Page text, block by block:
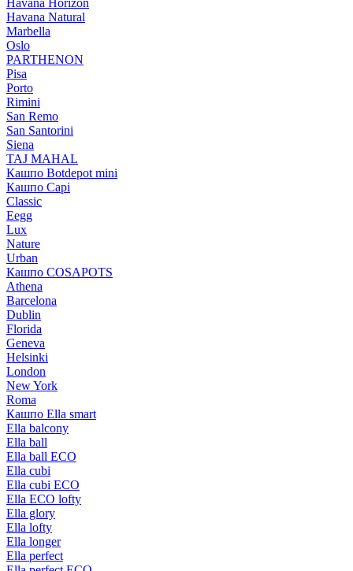
Havana Natural
Marbella
Oslo
PARTHENON
Pisa
Porto
Rimini
San Remo
San Santorini
Siena
TAJ MAHAL
Кашпо Botdepot mini
Кашпо Capi
Classic
Eegg
Lux
Nature
Urban
Кашпо COSAPOTS
Athena
Barcelona
Dublin
Florida
Geneva
Helsinki
London
New York
Roma
Кашпо Ella smart
Ella balcony
Ella ball
Ella ball ECO
Ella cubi
Ella cubi ECO
Ella ECO lofty
Ella glory
Ella lofty
Ella longer
Ella perfect